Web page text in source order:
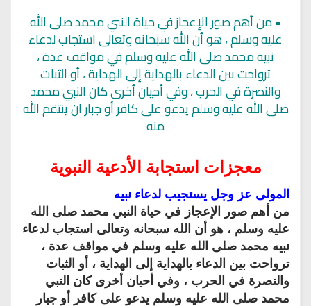
•من أهم صور الإعجاز في حياة النبي محمد صلى الله
عليه وسلم ، هو أن الله سبحانه وتعالى استجاب لدعاء
نبيه محمد صلى الله عليه وسلم في مواقف عدة ،
ترواحت بين الدعاء بالهداية إلى الهداية ، أو الثبات
والنصرة في الحرب ، وفي أحيان أخرى كان النبي محمد
صلى الله عليه وسلم يدعو على كافر أو جبار ان ينتقم الله
منه
معجزات استجابة الأدعية النبوية
المولى عز وجل يستجيب لدعاء نبيه
من أهم صور الإعجاز في حياة النبي محمد صلى الله
عليه وسلم ، هو أن الله سبحانه وتعالى استجاب لدعاء
نبيه محمد صلى الله عليه وسلم في مواقف عدة ،
ترواحت بين الدعاء بالهداية إلى الهداية ، أو الثبات
والنصرة في الحرب ، وفي أحيان أخرى كان النبي
محمد صلى الله عليه وسلم يدعو على كافر أو جبار